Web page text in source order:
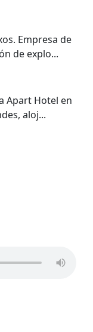
Empresa de
de explo...
Apart Hotel en
aloj...